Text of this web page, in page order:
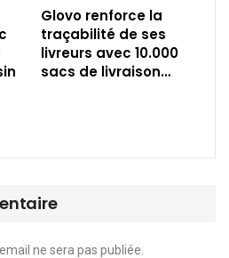
Glovo renforce la
traçabilité de ses
livreurs avec 10.000
sacs de livraison…
ne sera pas publiée.